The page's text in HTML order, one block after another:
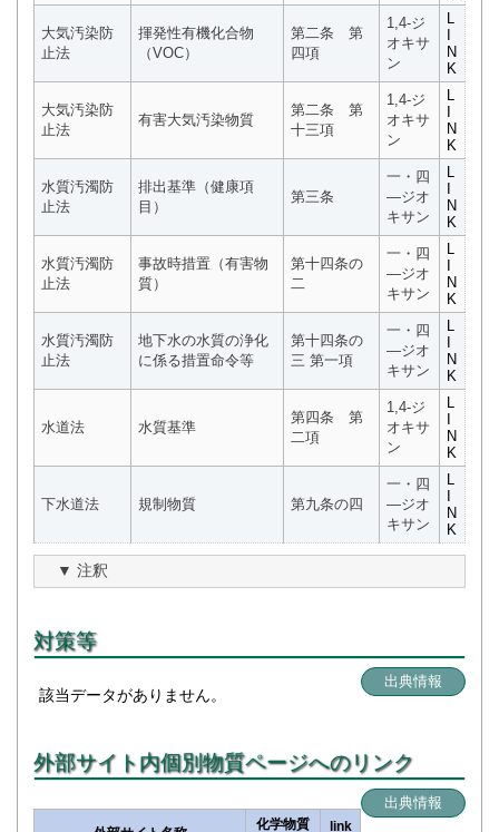
大気汚染防
止法
揮発性有機化合物
（VOC）
第二条 第
四項
1,4-ジ
オキサ
ン
L
I
N
K
大気汚染防
止法
有害大気汚染物質
第二条 第
十三項
1,4-ジ
オキサ
ン
L
I
N
K
水質汚濁防
止法
排出基準（健康項
目）
第三条
一・四
―ジオ
キサン
L
I
N
K
水質汚濁防
止法
事故時措置（有害物
質）
第十四条の
二
一・四
―ジオ
キサン
L
I
N
K
水質汚濁防
止法
地下水の水質の浄化
に係る措置命令等
第十四条の
三 第一項
一・四
―ジオ
キサン
L
I
N
K
水道法 水質基準
第四条 第
二項
1,4-ジ
オキサ
ン
L
I
N
K
下水道法 規制物質 第九条の四
一・四
―ジオ
キサン
L
I
N
K
注釈
対策等
出典情報
該当データがありません。
外部サイト内個別物質ページへのリンク
出典情報
化学物質 link